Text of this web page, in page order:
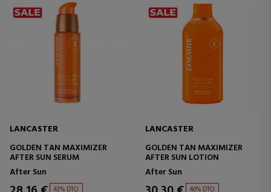
LANCASTER
GOLDEN TAN MAXIMIZER
AFTER SUN SERUM
After Sun
43% DTO.
LANCASTER
GOLDEN TAN MAXIMIZER
AFTER SUN LOTION
After Sun
40% DTO.